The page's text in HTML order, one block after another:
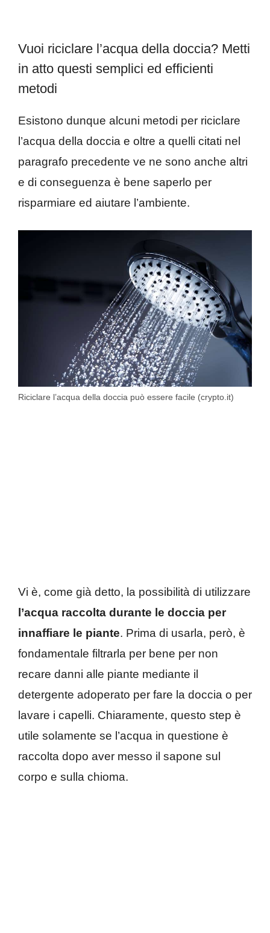
Vuoi riciclare l’acqua della doccia? Metti
in atto questi semplici ed efficienti
metodi
Esistono dunque alcuni metodi per riciclare
l’acqua della doccia e oltre a quelli citati nel
paragrafo precedente ve ne sono anche altri
e di conseguenza è bene saperlo per
risparmiare ed aiutare l’ambiente.
Riciclare l’acqua della doccia può essere facile (crypto.it)
Vi è, come già detto, la possibilità di utilizzare
l’acqua raccolta durante le doccia per
innaffiare le piante. Prima di usarla, però, è
fondamentale filtrarla per bene per non
recare danni alle piante mediante il
detergente adoperato per fare la doccia o per
lavare i capelli. Chiaramente, questo step è
utile solamente se l’acqua in questione è
raccolta dopo aver messo il sapone sul
corpo e sulla chioma.